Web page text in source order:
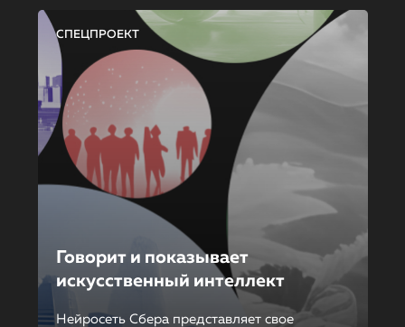
СПЕЦПРОЕКТ
Говорит и показывает
искусственный интеллект
Нейросеть Сбера представляет свое